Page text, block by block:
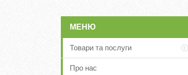
Товари та послуги
Про нас